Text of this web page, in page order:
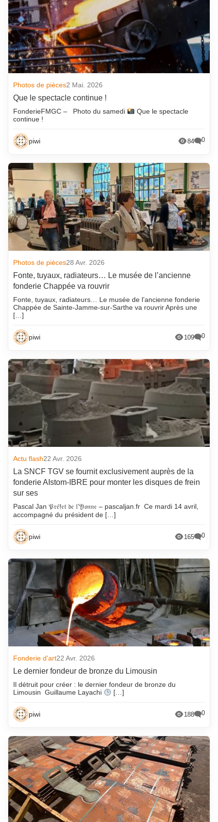
Photos de pièces2 Mai. 2026
Que le spectacle continue !
FonderieFMGC – Photo du samedi
Que le spectacle
continue !
piwi 84 0
Photos de pièces28 Avr. 2026
Fonte, tuyaux, radiateurs… Le musée de l’ancienne
fonderie Chappée va rouvrir
Fonte, tuyaux, radiateurs… Le musée de l’ancienne fonderie
Chappée de Sainte-Jamme-sur-Sarthe va rouvrir Après une
[…]
piwi 109 0
Actu flash22 Avr. 2026
La SNCF TGV se fournit exclusivement auprès de la
fonderie AIstom-IBRE pour monter les disques de frein
sur ses
Pascal Jan 𝔓𝔯𝔢́𝔣𝔢𝔱 𝔡𝔢 𝔩’𝔜𝔬𝔫𝔫𝔢 – pascaljan.fr Ce mardi 14 avril,
accompagné du président de […]
piwi 165 0
Fonderie d'art22 Avr. 2026
Le dernier fondeur de bronze du Limousin
Il détruit pour créer : le dernier fondeur de bronze du
Limousin Guillaume Layachi
[…]
piwi 188 0